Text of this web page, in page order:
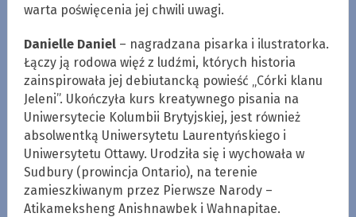
warta poświęcenia jej chwili uwagi.
Danielle Daniel– nagradzana pisarka i ilustratorka.
Łączy ją rodowa więź z ludźmi, których historia
zainspirowała jej debiutancką powieść „Córki klanu
Jeleni”. Ukończyła kurs kreatywnego pisania na
Uniwersytecie Kolumbii Brytyjskiej, jest również
absolwentką Uniwersytetu Laurentyńskiego i
Uniwersytetu Ottawy. Urodziła się i wychowała w
Sudbury (prowincja Ontario), na terenie
zamieszkiwanym przez Pierwsze Narody –
Atikameksheng Anishnawbek i Wahnapitae.